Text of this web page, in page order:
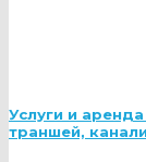
Услуги и
траншей,